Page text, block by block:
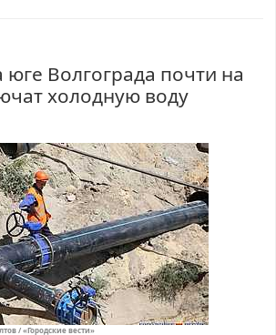
юге Волгограда почти на
холодную воду
/ «Городские вести»